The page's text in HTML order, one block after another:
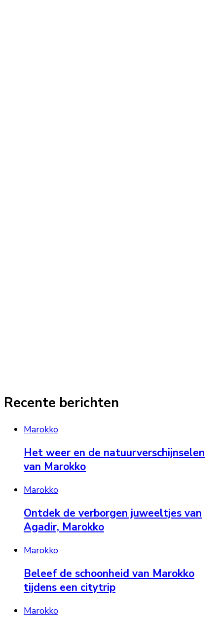
Recente berichten
Marokko
Het weer en de natuurverschijnselen
van Marokko
Marokko
Ontdek de verborgen juweeltjes van
Agadir, Marokko
Marokko
Beleef de schoonheid van Marokko
tijdens een citytrip
Marokko